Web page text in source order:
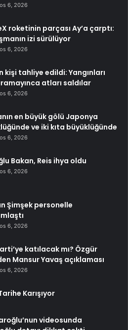
6, 2026
roketinin parçası Ay’a çarptı:
izi sürülüyor
6, 2026
kişi tahliye edildi: Yangınları
atları saldılar
6, 2026
en büyük gölü Japonya
ve iki kıta büyüklüğünde
6, 2026
Bakan, Reis ihya oldu
6, 2026
Şimşek personelle
6, 2026
katılacak mı? Özgür
Mansur Yavaş açıklaması
6, 2026
Karışıyor
videosunda